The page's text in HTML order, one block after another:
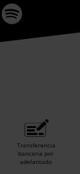
Transferencia
bancaria por
adelantado